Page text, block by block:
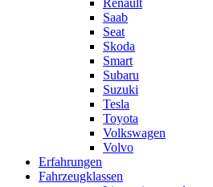
Renault
Saab
Seat
Skoda
Smart
Subaru
Suzuki
Tesla
Toyota
Volkswagen
Volvo
Erfahrungen
Fahrzeugklassen